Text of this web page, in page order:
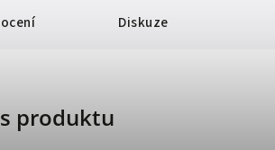
Diskuze
produktu